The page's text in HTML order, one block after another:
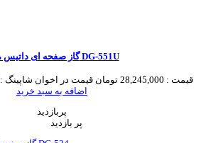
گاز صفحه ای داتیس مدل DG-551U
قیمت : 28,245,000 تومان قیمت در اخوان شاپینگ :
اضافه به سبد خرید
پربازدید
پر بازدید